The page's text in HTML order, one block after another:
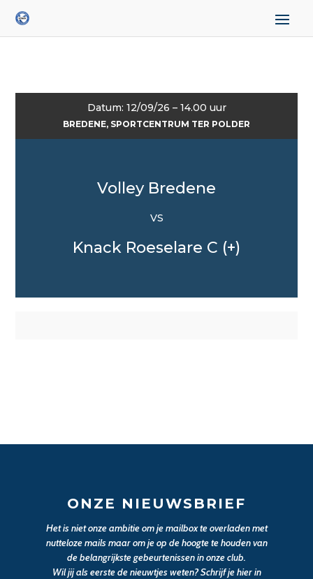
Datum: 12/09/26 – 14.00 uur
BREDENE, SPORTCENTRUM TER POLDER
Volley Bredene
VS
Knack Roeselare C (+)
ONZE NIEUWSBRIEF
Het is niet onze ambitie om je mailbox te overladen met
nutteloze mails maar om je op de hoogte te houden van
de belangrijkste gebeurtenissen in onze club.
Wil jij als eerste de nieuwtjes weten? Schrijf je hier in